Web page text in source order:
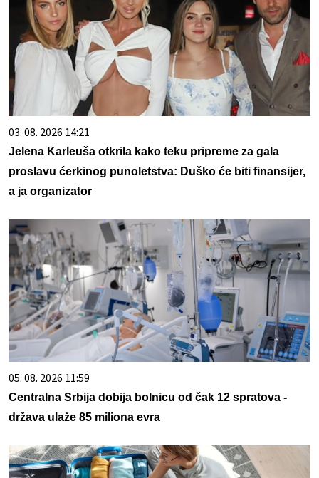
03. 08. 2026 14:21
Jelena Karleuša otkrila kako teku pripreme za gala
proslavu ćerkinog punoletstva: Duško će biti finansijer,
a ja organizator
05. 08. 2026 11:59
Centralna Srbija dobija bolnicu od čak 12 spratova -
država ulaže 85 miliona evra